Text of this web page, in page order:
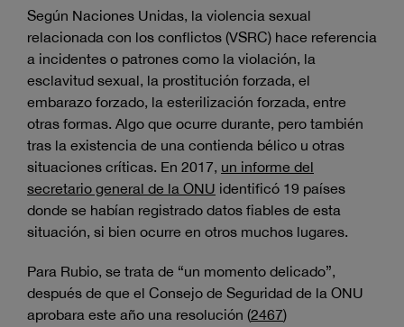
Según Naciones Unidas, la violencia sexual
relacionada con los conflictos (VSRC) hace referencia
a incidentes o patrones como la violación, la
esclavitud sexual, la prostitución forzada, el
embarazo forzado, la esterilización forzada, entre
otras formas. Algo que ocurre durante, pero también
tras la existencia de una contienda bélico u otras
situaciones críticas. En 2017, un informe del
secretario general de la ONU identificó 19 países
donde se habían registrado datos fiables de esta
situación, si bien ocurre en otros muchos lugares.
Para Rubio, se trata de “un momento delicado”,
después de que el Consejo de Seguridad de la ONU
aprobara este año una resolución (2467)